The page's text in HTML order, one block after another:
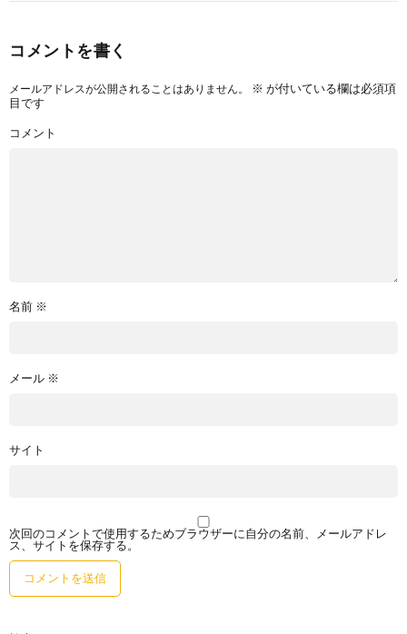
コメントを書く
メールアドレスが公開されることはありません。 ※ が付いている欄は必須項
目です
コメント
名前 ※
メール ※
サイト
次回のコメントで使用するためブラウザーに自分の名前、メールアドレ
ス、サイトを保存する。